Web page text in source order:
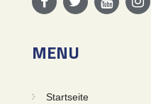
MENU
Startseite